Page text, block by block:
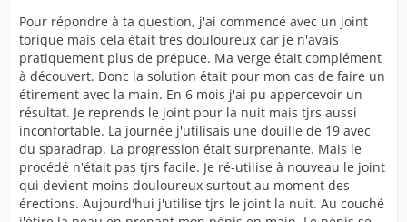
Pour répondre à ta question, j'ai commencé avec un joint
torique mais cela était tres douloureux car je n'avais
pratiquement plus de prépuce. Ma verge était complément
à découvert. Donc la solution était pour mon cas de faire un
étirement avec la main. En 6 mois j'ai pu appercevoir un
résultat. Je reprends le joint pour la nuit mais tjrs aussi
inconfortable. La journée j'utilisais une douille de 19 avec
du sparadrap. La progression était surprenante. Mais le
procédé n'était pas tjrs facile. Je ré-utilise à nouveau le joint
qui devient moins douloureux surtout au moment des
érections. Aujourd'hui j'utilise tjrs le joint la nuit. Au couché